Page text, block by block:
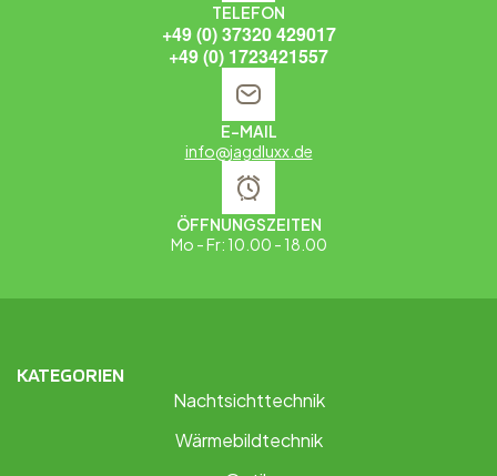
TELEFON
+49 (0) 37320 429017
+49 (0) 1723421557
E-MAIL
info@jagdluxx.de
ÖFFNUNGSZEITEN
Mo - Fr: 10.00 - 18.00
KATEGORIEN
Nachtsichttechnik
Wärmebildtechnik